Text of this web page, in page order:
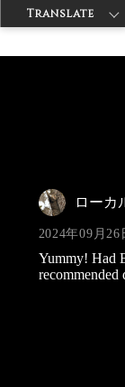
神戸牛ダイヤ > 神
ローカ
2024年09月26
Yummy! Had
recommended
Translate